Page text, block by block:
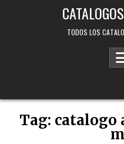
TODOS LOS
Tag: catalogo